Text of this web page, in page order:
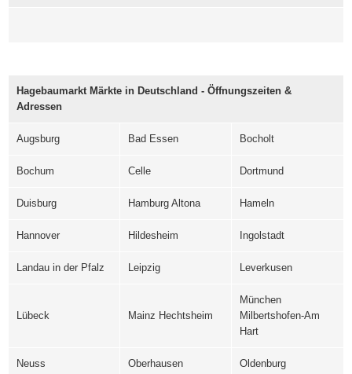
Hagebaumarkt Märkte in Deutschland - Öffnungszeiten &
Adressen
Augsburg Bad Essen Bocholt
Bochum Celle Dortmund
Duisburg Hamburg Altona Hameln
Hannover Hildesheim Ingolstadt
Landau in der Pfalz Leipzig Leverkusen
Lübeck Mainz Hechtsheim
München
Milbertshofen-Am
Hart
Neuss Oberhausen Oldenburg